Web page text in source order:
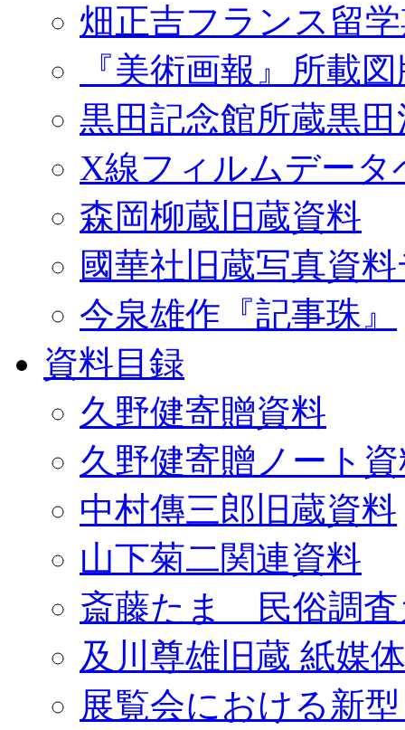
畑正吉フランス留
『美術画報』所載
黒田記念館所蔵黒
X線フィルムデータ
森岡柳蔵旧蔵資料
國華社旧蔵写真資
今泉雄作『記事珠』
資料目録
久野健寄贈資料
久野健寄贈ノート
中村傳三郎旧蔵資料
山下菊二関連資料
斎藤たま 民俗調査
及川尊雄旧蔵 紙媒
展覧会における新